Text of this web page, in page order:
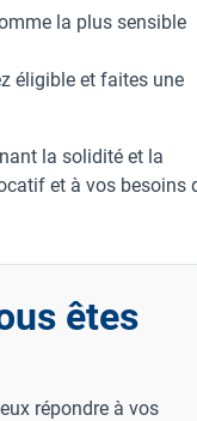
la plus sensible
éligible et faites une
la solidité et la
et à vos besoins
êtes
répondre à vos